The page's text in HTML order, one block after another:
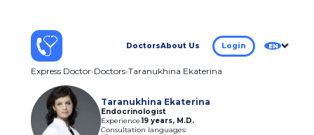
DoctorsAbout Us Login EN
Express Doctor Doctors Taranukhina Ekaterina
Taranukhina Ekaterina
Endocrinologist
Experience:19 years, M.D.
Consultation languages: